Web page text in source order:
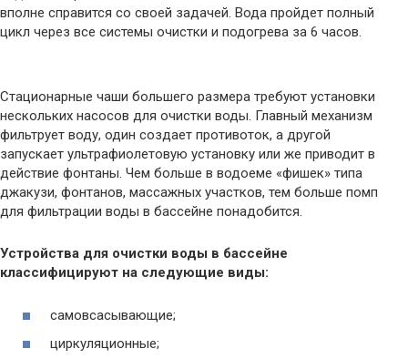
вполне справится со своей задачей. Вода пройдет полный
цикл через все системы очистки и подогрева за 6 часов.
Стационарные чаши большего размера требуют установки
нескольких насосов для очистки воды. Главный механизм
фильтрует воду, один создает противоток, а другой
запускает ультрафиолетовую установку или же приводит в
действие фонтаны. Чем больше в водоеме «фишек» типа
джакузи, фонтанов, массажных участков, тем больше помп
для фильтрации воды в бассейне понадобится.
Устройства для очистки воды в бассейне
классифицируют на следующие виды:
самовсасывающие;
циркуляционные;